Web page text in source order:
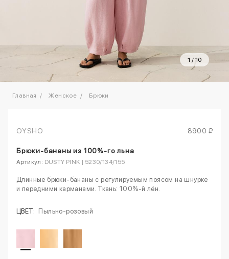
1 / 10
Главная Женское Брюки
OYSHO 8900 ₽
Брюки-бананы из 100%-го льна
Артикул: DUSTY PINK | 5230/134/155
Длинные брюки-бананы с регулируемым поясом на шнурке
и передними карманами. Ткань: 100%-й лён.
ЦВЕТ: Пыльно-розовый